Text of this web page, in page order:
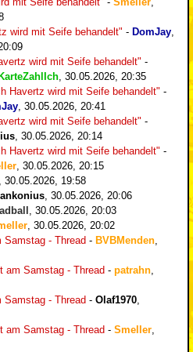
wird mit Seife behandelt" - DomJay
wird mit Seife behandelt" -
30.05.2026, 20:35
Havertz wird mit Seife behandelt" -
30.05.2026, 20:41
wird mit Seife behandelt" -
30.05.2026, 20:14
Havertz wird mit Seife behandelt" -
30.05.2026, 20:15
30.05.2026, 19:58
30.05.2026, 20:06
30.05.2026, 20:03
30.05.2026, 20:02
Samstag - Thread - BVBMenden
am Samstag - Thread - patrahn
Samstag - Thread - Olaf1970
am Samstag - Thread - Smeller